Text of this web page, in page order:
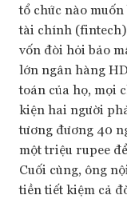
tổ chức nào
tài chính
vốn đòi hỏi bảo
lớn ngân hàng
toán của họ, mọi
kiện hai người
tương đương 40
một triệu rupee
Cuối cùng, ông
tiền tiết kiệm cả